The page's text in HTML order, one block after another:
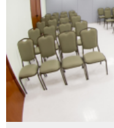
L1
L2
L3
L4